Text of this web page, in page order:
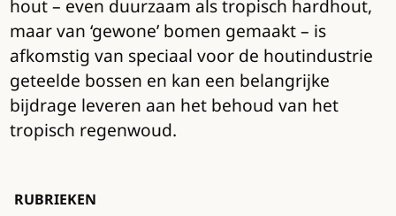
hout – even duurzaam als tropisch hardhout,
maar van ‘gewone’ bomen gemaakt – is
afkomstig van speciaal voor de houtindustrie
geteelde bossen en kan een belangrijke
bijdrage leveren aan het behoud van het
tropisch regenwoud.
RUBRIEKEN